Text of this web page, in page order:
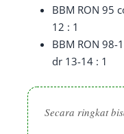
BBM RON 95
12 : 1
BBM RON
dr 13-14 : 1
Secara ringkat